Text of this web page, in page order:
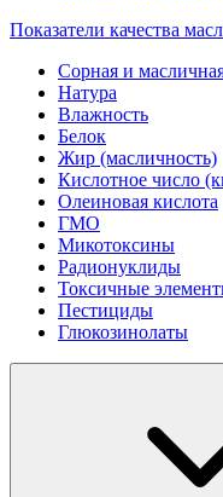
Показатели качества
Сорная и
Натура
Влажность
Белок
Жир (масличность)
Кислотное число
Олеиновая кислота
ГМО
Микотоксины
Радионуклиды
Токсичные
Пестициды
Глюкозинолаты